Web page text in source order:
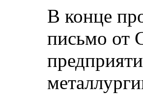
В конце
письмо от